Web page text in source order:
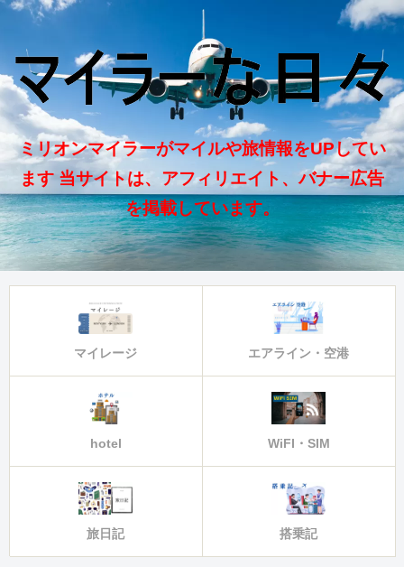
ミリオンマイラーがマイルや旅情報をUPしてい
ます 当サイトは、アフィリエイト、バナー広告
を掲載しています。
マイレージ エアライン・空港
hotel WiFI・SIM
旅日記 搭乗記